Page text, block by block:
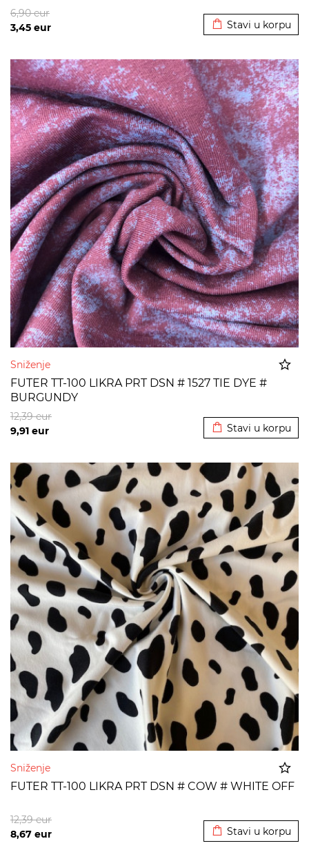
3,45 eur
6,90eur
Stavi u korpu
Sniženje
FUTER TT-100 LIKRA PRT DSN # 1527 TIE DYE #
BURGUNDY
9,91 eur
12,39eur
Stavi u korpu
Sniženje
FUTER TT-100 LIKRA PRT DSN # COW # WHITE OFF
8,67 eur
12,39eur
Stavi u korpu